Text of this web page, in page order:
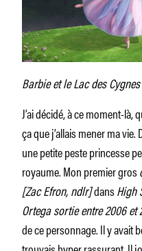
Barbie et le Lac des Cygnes
J’ai décidé, à ce moment-là,
ça que j’allais mener ma
une petite peste princesse
royaume. Mon premier gros
[Zac Efron, ndlr]dansHigh
Ortega sortie entre 2006 et
de ce personnage. Il y avait